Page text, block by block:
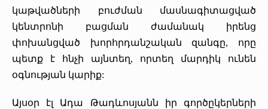
կաթվածների բուժման մասնագիտացված
կենտրոնի բացման ժամանակ իրենց
փոխանցված խորհրդանշական զանգը, որը
պետք է հնչի այնտեղ, որտեղ մարդիկ ունեն
օգնության կարիք:
Այսօր էլ Ադա Թադևոսյանն իր գործըկերների